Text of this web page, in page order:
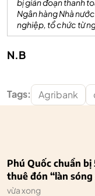
bị gián đoạn thanh
Ngân hàng Nhà
nghiệp, tổ chức từ
N.B
Tags: Agribank
Phú Quốc chuẩn
thuê đón “làn
vừa xong